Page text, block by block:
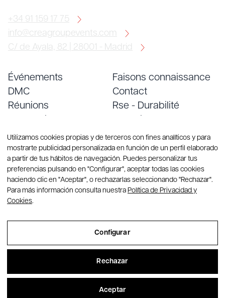
+34 91 159 17 75
info@creagroupevents.com
C/ de Ayala, 82 | 28001 - Madrid
Événements
DMC
Réunions
Services
Faisons connaissance
Contact
Rse - Durabilité
Blog
Sitemap
Utilizamos cookies propias y de terceros con fines analíticos y para
mostrarte publicidad personalizada en función de un perfil elaborado
a partir de tus hábitos de navegación. Puedes personalizar tus
preferencias pulsando en "Configurar", aceptar todas las cookies
haciendo clic en "Aceptar", o rechazarlas seleccionando "Rechazar".
Para más información consulta nuestra Política de Privacidad y
Cookies.
Configurar
Rechazar
Aceptar
Aviso Legal
Política de Privacidad y Cookies